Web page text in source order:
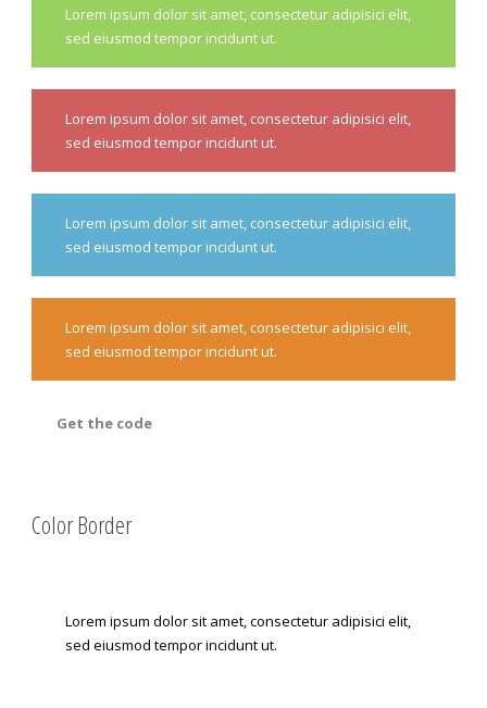
Lorem ipsum dolor sit amet, consectetur adipisici elit,
sed eiusmod tempor incidunt ut.
Lorem ipsum dolor sit amet, consectetur adipisici elit,
sed eiusmod tempor incidunt ut.
Lorem ipsum dolor sit amet, consectetur adipisici elit,
sed eiusmod tempor incidunt ut.
Lorem ipsum dolor sit amet, consectetur adipisici elit,
sed eiusmod tempor incidunt ut.
Get the code
Color Border
Lorem ipsum dolor sit amet, consectetur adipisici elit,
sed eiusmod tempor incidunt ut.